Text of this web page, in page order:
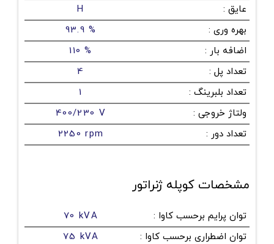
عایق :
H
بهره وری :
93.9 %
اضافه بار :
110 %
تعداد پل :
4
تعداد بلبرینگ :
1
ولتاژ خروجی :
400/230 V
تعداد دور :
2250 rpm
مشخصات کوپله ژنراتور
توان پرایم برحسب کاوا :
70 kVA
توان اضطراری برحسب کاوا :
75 kVA